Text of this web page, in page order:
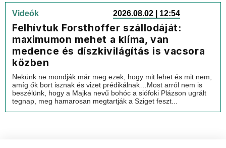
Videók 2026.08.02 | 12:54
Felhívtuk Forsthoffer szállodáját:
maximumon mehet a klíma, van
medence és díszkivilágítás is vacsora
közben
Nekünk ne mondják már meg ezek, hogy mit lehet és mit nem,
amíg ők bort isznak és vizet prédikálnak…Most arról nem is
beszélünk, hogy a Majka nevű bohóc a siófoki Plázson ugrált
tegnap, meg hamarosan megtartják a Sziget feszt...